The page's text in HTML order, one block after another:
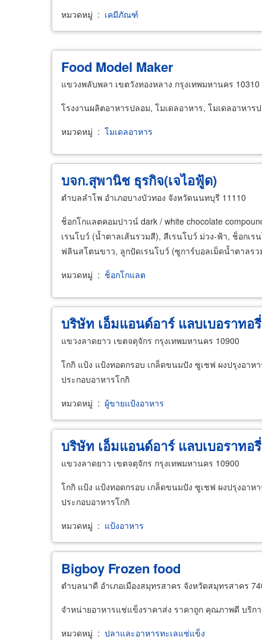
หมวดหมู่ : เคมีภัณฑ์
Food Model Maker
แขวงพลับพลา เขตวังทองหลาง กรุงเทพมหานคร 10310
โรงงานผลิตอาหารปลอม, โมเดลอาหาร, โมเดลอาหา
หมวดหมู่ : โมเดลอาหาร
บจก.สุพานิช ธุรกิจ(เจไอฟู้ด)
ตำบลลำโพ อำเภอบางบัวทอง จังหวัดนนทบุรี 11110
ช็อกโกแลตคอมปาวน์ dark / white chocolate
เรนโบว์ (น้ำตาลเส้นรวมสี), สีเรนโบว์ ม่วง-ฟ้า, ช็อกเ
ฟลินสโตนขาว, ลูกปัดเรนโบว์ (ซูการ์บอลเม็ดน้ำตาลร
หมวดหมู่ : ช็อกโกแลต
บริษัท เอ็มแอนด์อาร์ แลบเบอราทอ
แขวงลาดยาว เขตจตุจักร กรุงเทพมหานคร 10900
โกกิ แป้ง แป้งทอดกรอบ เกล็ดขนมปัง ซูเชฟ ผงปรุงอาห
ประกอบอาหารโกกิ
หมวดหมู่ : ผู้ขายแป้งอาหาร
บริษัท เอ็มแอนด์อาร์ แลบเบอราทอ
แขวงลาดยาว เขตจตุจักร กรุงเทพมหานคร 10900
โกกิ แป้ง แป้งทอดกรอบ เกล็ดขนมปัง ซูเชฟ ผงปรุงอาห
ประกอบอาหารโกกิ
หมวดหมู่ : แป้งอาหาร
Bigboy Frozen food
ตำบลนาดี อำเภอเมืองสมุทรสาคร จังหวัดสมุทรสาคร
จำหน่ายอาหารแช่แข็งราคาส่ง ราคาถูก คุณภาพดี บริกา
หมวดหมู่ : ปลาและอาหารทะเลแช่แข็ง